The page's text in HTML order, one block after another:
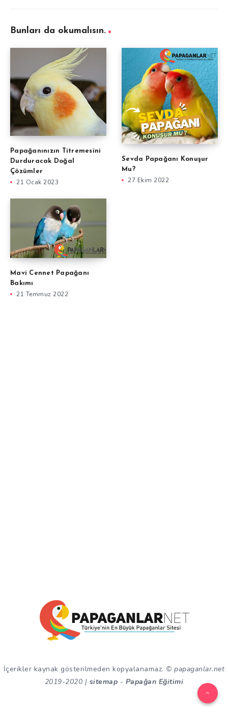
Bunları da okumalısın.
Papağanınızın Titremesini
Durduracak Doğal
Çözümler
21 Ocak 2023
Sevda Papağanı Konuşur
Mu?
27 Ekim 2022
Mavi Cennet Papağanı
Bakımı
21 Temmuz 2022
İçerikler kaynak gösterilmeden kopyalanamaz. © papaganlar.net
2019-2020 | sitemap - Papağan Eğitimi